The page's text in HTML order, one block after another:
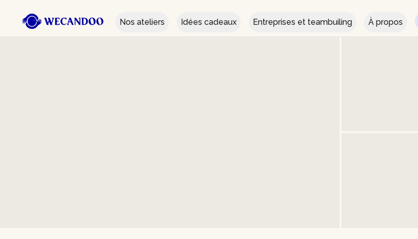
Nos ateliers Idées cadeaux Entreprises et teambuiling À propos